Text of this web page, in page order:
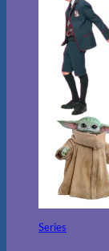
Series